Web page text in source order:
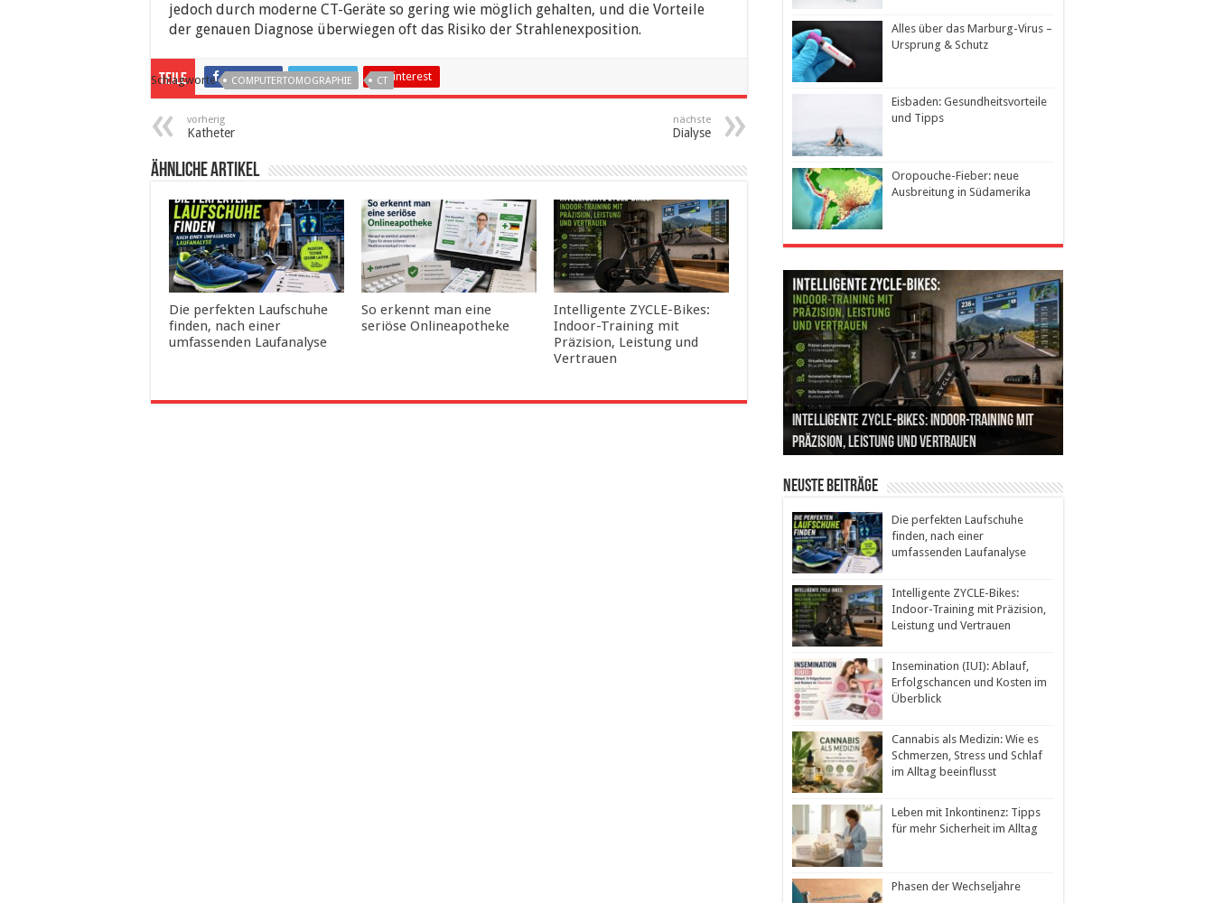
jedoch durch moderne CT-Geräte so gering wie möglich gehalten, und die Vorteile
der genauen Diagnose überwiegen oft das Risiko der Strahlenexposition.
Teile Facebook Twitter Pinterest
Schlagworte COMPUTERTOMOGRAPHIE CT
vorherig
Katheter
nächste
Dialyse
ähnliche Artikel
Die perfekten Laufschuhe
finden, nach einer
umfassenden Laufanalyse
So erkennt man eine
seriöse Onlineapotheke
Intelligente ZYCLE-Bikes:
Indoor-Training mit
Präzision, Leistung und
Vertrauen
Alles über das Marburg-Virus –
Ursprung & Schutz
Eisbaden: Gesundheitsvorteile
und Tipps
Oropouche-Fieber: neue
Ausbreitung in Südamerika
Die perfekten Laufschuhe finden, nach einer
umfassenden Laufanalyse
Intelligente ZYCLE-Bikes: Indoor-Training mit
Präzision, Leistung und Vertrauen
Insemination (IUI): Ablauf, Erfolgschancen und
Kosten im Überblick
Cannabis als Medizin: Wie es Schmerzen, Stress
und Schlaf im Alltag beeinflusst
Leben mit Inkontinenz: Tipps für mehr
Sicherheit im Alltag
Neuste Beiträge
Die perfekten Laufschuhe
finden, nach einer
umfassenden Laufanalyse
Intelligente ZYCLE-Bikes:
Indoor-Training mit Präzision,
Leistung und Vertrauen
Insemination (IUI): Ablauf,
Erfolgschancen und Kosten im
Überblick
Cannabis als Medizin: Wie es
Schmerzen, Stress und Schlaf
im Alltag beeinflusst
Leben mit Inkontinenz: Tipps
für mehr Sicherheit im Alltag
Phasen der Wechseljahre